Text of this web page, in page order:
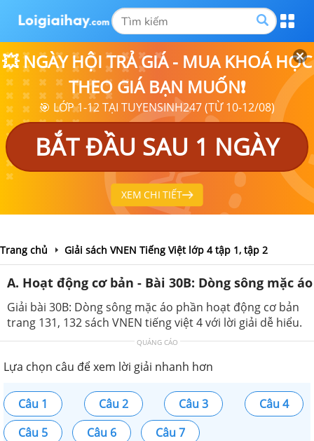
💥 NGÀY HỘI TRẢ GIÁ - MUA KHOÁ HỌC
THEO GIÁ BẠN MUỐN❗
🎯 LỚP 1-12 TẠI TUYENSINH247 (TỪ 10-12/08)
BẮT ĐẦU SAU 1 NGÀY
XEM CHI TIẾT
Trang chủ Giải sách VNEN Tiếng Việt lớp 4 tập 1, tập 2
A. Hoạt động cơ bản - Bài 30B: Dòng sông mặc áo
Giải bài 30B: Dòng sông mặc áo phần hoạt động cơ bản
trang 131, 132 sách VNEN tiếng việt 4 với lời giải dễ hiểu.
QUẢNG CÁO
Lựa chọn câu để xem lời giải nhanh hơn
Câu 1 Câu 2 Câu 3
Câu 4
Câu 5
Câu 6 Câu 7